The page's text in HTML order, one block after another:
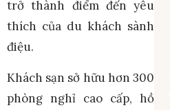
trở thành điểm đến yêu
thích của du khách sành
điệu.
Khách sạn sở hữu hơn 300
phòng nghỉ cao cấp, hồ